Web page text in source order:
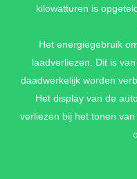
RUBY
kilowatturen is
Het energiegebruik
laadverliezen. Dit is
daadwerkelijk worden
Het display van de
verliezen bij het tonen